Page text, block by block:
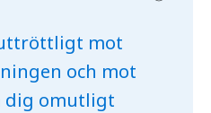
mot
och mot
dig omutligt